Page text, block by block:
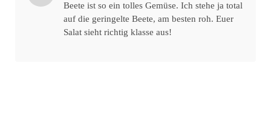
Beete ist so ein tolles Gemüse. Ich stehe ja total
auf die geringelte Beete, am besten roh. Euer
Salat sieht richtig klasse aus!